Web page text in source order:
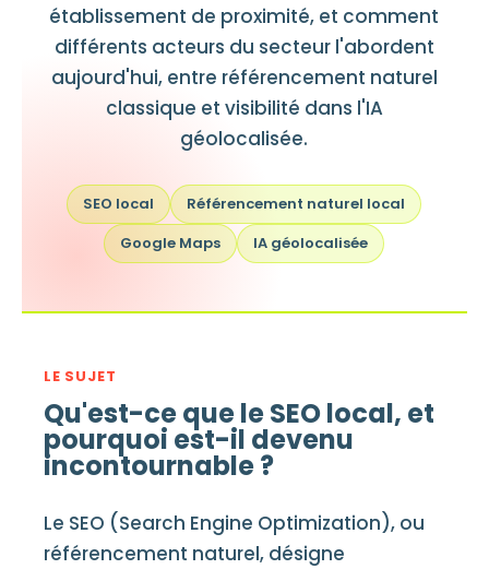
établissement de proximité, et comment
différents acteurs du secteur l'abordent
aujourd'hui, entre référencement naturel
classique et visibilité dans l'IA
géolocalisée.
SEO local
Référencement naturel local
Google Maps
IA géolocalisée
LE SUJET
Qu'est-ce que le SEO local, et
pourquoi est-il devenu
incontournable ?
Le SEO (Search Engine Optimization), ou
référencement naturel, désigne